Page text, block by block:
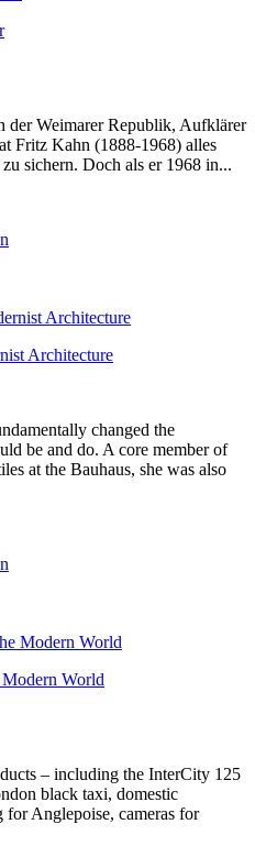
der Weimarer Republik, Aufklärer
Fritz Kahn (1888-1968) alles
sichern. Doch als er 1968 in...
Architecture
changed the
be and do. A core member of
at the Bauhaus, she was also
World
– including the InterCity 125
black taxi, domestic
Anglepoise, cameras for